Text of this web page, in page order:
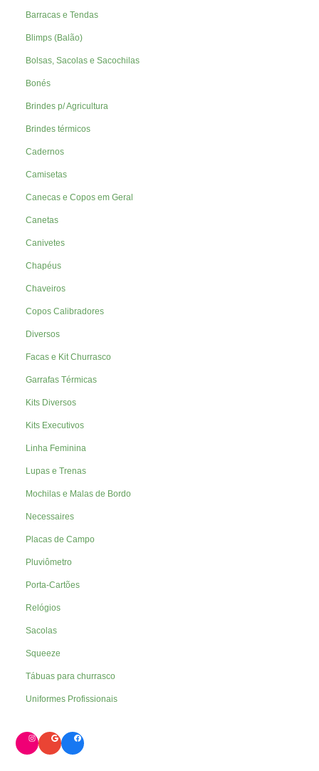
Barracas e Tendas
Blimps (Balão)
Bolsas, Sacolas e Sacochilas
Bonés
Brindes p/ Agricultura
Brindes térmicos
Cadernos
Camisetas
Canecas e Copos em Geral
Canetas
Canivetes
Chapéus
Chaveiros
Copos Calibradores
Diversos
Facas e Kit Churrasco
Garrafas Térmicas
Kits Diversos
Kits Executivos
Linha Feminina
Lupas e Trenas
Mochilas e Malas de Bordo
Necessaires
Placas de Campo
Pluviômetro
Porta-Cartões
Relógios
Sacolas
Squeeze
Tábuas para churrasco
Uniformes Profissionais
InstagramGoogleFacebook